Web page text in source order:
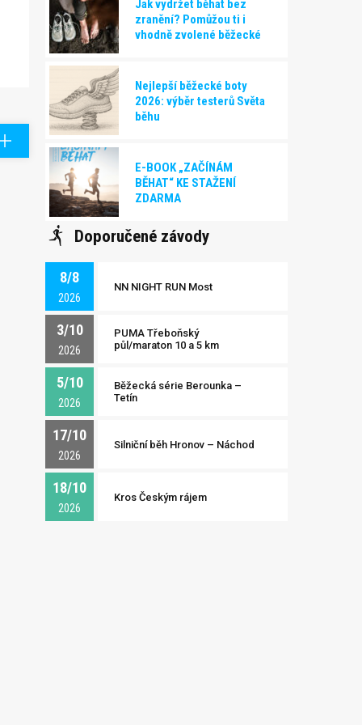
Jak vydržet běhat bez
zranění? Pomůžou ti i
vhodně zvolené běžecké
Nejlepší běžecké boty
2026: výběr testerů Světa
běhu
E-BOOK „ZAČÍNÁM
BĚHAT“ KE STAŽENÍ
ZDARMA
Doporučené závody
8/8
2026
NN NIGHT RUN Most
3/10
2026
PUMA Třeboňský
půl/maraton 10 a 5 km
5/10
2026
Běžecká série Berounka –
Tetín
17/10
2026
Silniční běh Hronov – Náchod
18/10
2026
Kros Českým rájem